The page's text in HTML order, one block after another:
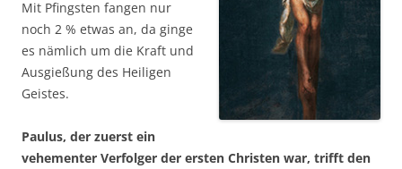
Mit Pfingsten fangen nur
noch 2 % etwas an, da ginge
es nämlich um die Kraft und
Ausgießung des Heiligen
Geistes.
Paulus, der zuerst ein
vehementer Verfolger der ersten Christen war, trifft den